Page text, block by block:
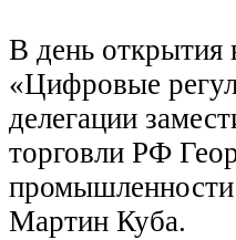
В день
«Цифровые
делегации
торговли РФ
Мартин Куба.